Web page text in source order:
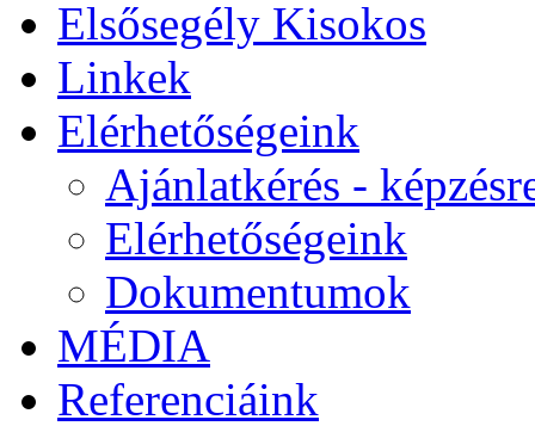
Elsősegély Kisokos
Linkek
Elérhetőségeink
Ajánlatkérés -
Elérhetőségeink
Dokumentumok
MÉDIA
Referenciáink